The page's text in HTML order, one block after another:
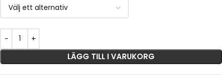
LÄGG TILL I VARUKORG